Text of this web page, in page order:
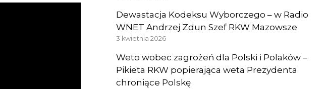
Dewastacja Kodeksu Wyborczego – w Radio
WNET Andrzej Zdun Szef RKW Mazowsze
3 kwietnia 2026
Weto wobec zagrożeń dla Polski i Polaków –
Pikieta RKW popierająca weta Prezydenta
chroniące Polskę